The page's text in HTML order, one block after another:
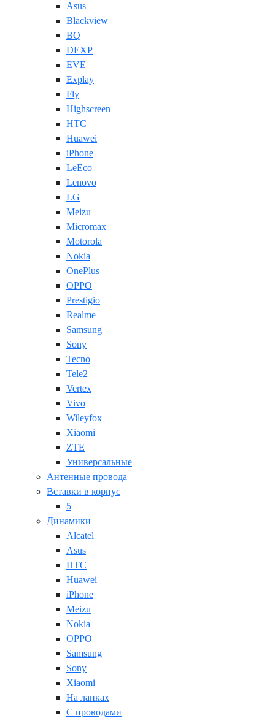
Asus
Blackview
BQ
DEXP
EVE
Explay
Fly
Highscreen
HTC
Huawei
iPhone
LeEco
Lenovo
LG
Meizu
Micromax
Motorola
Nokia
OnePlus
OPPO
Prestigio
Realme
Samsung
Sony
Tecno
Tele2
Vertex
Vivo
Wileyfox
Xiaomi
ZTE
Универсальные
Антенные провода
Вставки в корпус
5
Динамики
Alcatel
Asus
HTC
Huawei
iPhone
Meizu
Nokia
OPPO
Samsung
Sony
Xiaomi
На лапках
С проводами